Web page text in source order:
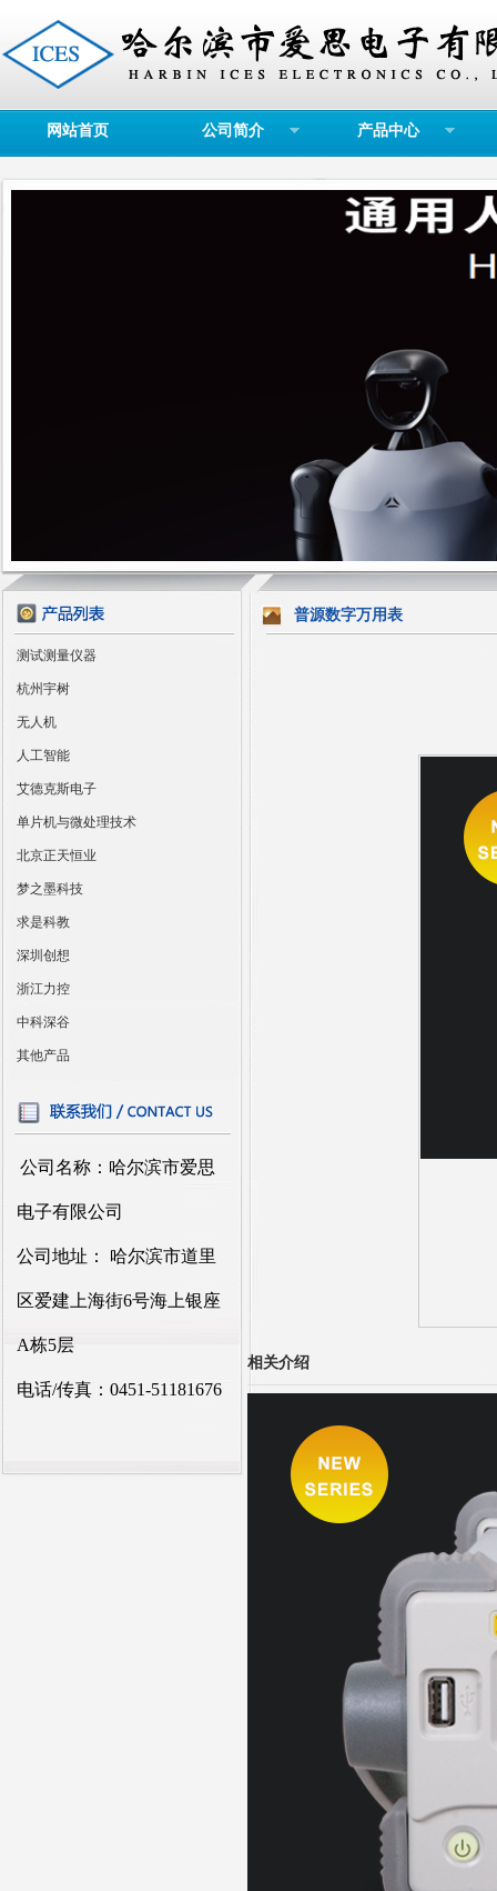
网站首页 公司简介 产品中心
测试测量仪器
杭州宇树
无人机
人工智能
艾德克斯电子
单片机与微处理技术
北京正天恒业
梦之墨科技
求是科教
深圳创想
浙江力控
中科深谷
其他产品
公司名称：哈尔滨市爱思
电子有限公司
公司地址： 哈尔滨市道里
区爱建上海街6号海上银座
A栋5层
电话/传真：0451-51181676
普源数字万用表
相关介绍